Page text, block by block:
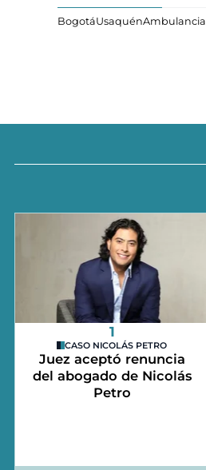
BogotáUsaquénAmbulancia
1
CASO NICOLÁS PETRO
Juez aceptó renuncia
del abogado de Nicolás
Petro